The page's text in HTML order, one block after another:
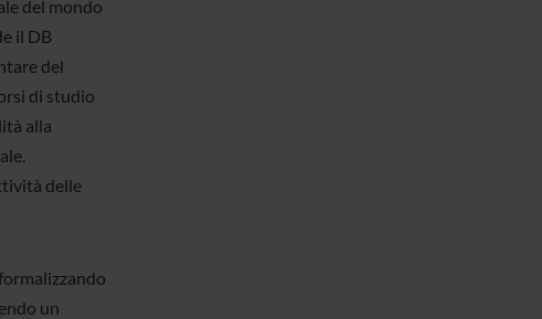
del mondo
il DB
del
di studio
alla
delle
un